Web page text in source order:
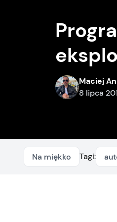
Maciej
8 lipca
Na miękko Tagi: